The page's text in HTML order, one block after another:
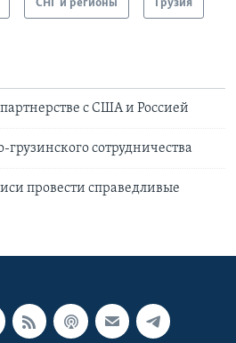
СНГ и регионы Грузия
с США и Россией
сотрудничества
провести справедливые